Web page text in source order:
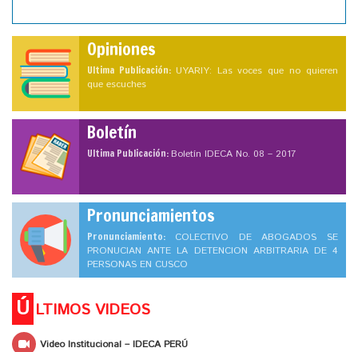
Opiniones
Ultima Publicación: UYARIY: Las voces que no quieren
que escuches
Boletín
Ultima Publicación:Boletín IDECA No. 08 – 2017
Pronunciamientos
Pronunciamiento: COLECTIVO DE ABOGADOS SE
PRONUCIAN ANTE LA DETENCION ARBITRARIA DE 4
PERSONAS EN CUSCO
Ú LTIMOS VIDEOS
Video Institucional – IDECA PERÚ